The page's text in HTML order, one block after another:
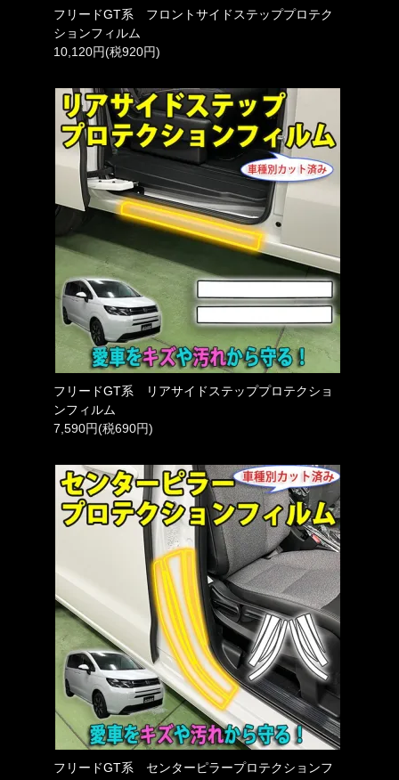
フリードGT系 フロントサイドステッププロテク
ションフィルム
10,120円(税920円)
フリードGT系 リアサイドステッププロテクショ
ンフィルム
7,590円(税690円)
フリードGT系 センターピラープロテクションフ